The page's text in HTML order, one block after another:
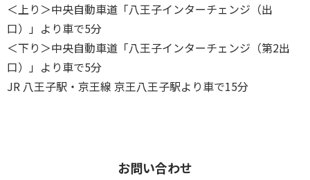
＜上り＞中央自動車道「八王子インターチェンジ（出
口）」より車で5分
＜下り＞中央自動車道「八王子インターチェンジ（第2出
口）」より車で5分
JR 八王子駅・京王線 京王八王子駅より車で15分
お問い合わせ